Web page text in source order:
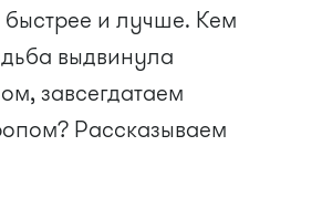
быстрее и лучше. Кем
выдвинула
завсегдатаем
Рассказываем